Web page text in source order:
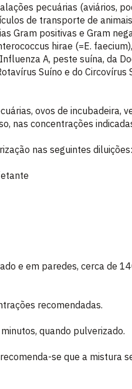
pecuárias (aviários,
de transporte de
Gram positivas e Gram
hirae (=E.
A, peste suína, da
Suíno e do Circovírus
ovos de incubadeira,
nas concentrações
nas seguintes diluições:
e em paredes, cerca de
recomendadas.
quando pulverizado.
se que a mistura